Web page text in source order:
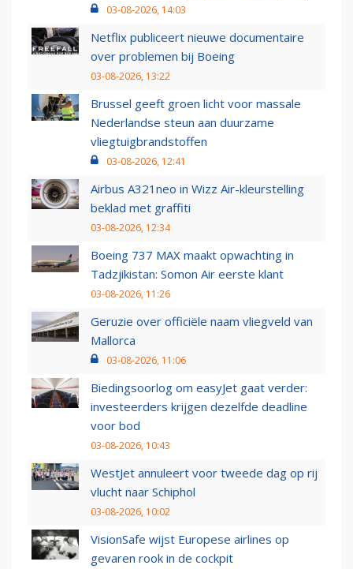
03-08-2026, 14:03
Netflix publiceert nieuwe documentaire
over problemen bij Boeing
03-08-2026, 13:22
Brussel geeft groen licht voor massale
Nederlandse steun aan duurzame
vliegtuigbrandstoffen
03-08-2026, 12:41
Airbus A321neo in Wizz Air-kleurstelling
beklad met graffiti
03-08-2026, 12:34
Boeing 737 MAX maakt opwachting in
Tadzjikistan: Somon Air eerste klant
03-08-2026, 11:26
Geruzie over officiële naam vliegveld van
Mallorca
03-08-2026, 11:06
Biedingsoorlog om easyJet gaat verder:
investeerders krijgen dezelfde deadline
voor bod
03-08-2026, 10:43
WestJet annuleert voor tweede dag op rij
vlucht naar Schiphol
03-08-2026, 10:02
VisionSafe wijst Europese airlines op
gevaren rook in de cockpit